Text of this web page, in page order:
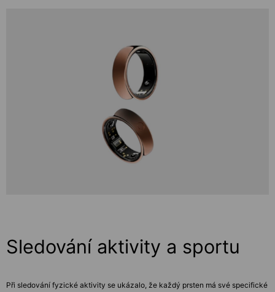
Sledování aktivity a sportu
Při sledování fyzické aktivity se ukázalo, že každý prsten má své specifické